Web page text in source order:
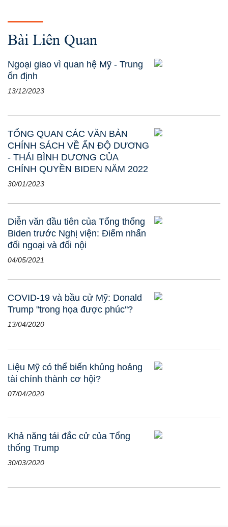
Bài Liên Quan
Ngoại giao vì quan hệ Mỹ - Trung
ổn định
13/12/2023
TỔNG QUAN CÁC VĂN BẢN
CHÍNH SÁCH VỀ ẤN ĐỘ DƯƠNG
- THÁI BÌNH DƯƠNG CỦA
CHÍNH QUYỀN BIDEN NĂM 2022
30/01/2023
Diễn văn đầu tiên của Tổng thống
Biden trước Nghị viện: Điểm nhấn
đối ngoại và đối nội
04/05/2021
COVID-19 và bầu cử Mỹ: Donald
Trump "trong họa được phúc"?
13/04/2020
Liệu Mỹ có thể biến khủng hoảng
tài chính thành cơ hội?
07/04/2020
Khả năng tái đắc cử của Tổng
thống Trump
30/03/2020